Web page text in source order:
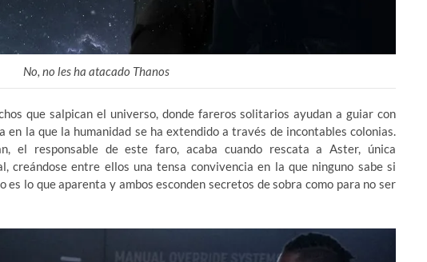
No, no les ha atacado Thanos
que salpican el universo, donde fareros solitarios ayudan a guiar con
en la que la humanidad se ha extendido a través de incontables colonias.
el responsable de este faro, acaba cuando rescata a Aster, única
creándose entre ellos una tensa convivencia en la que ninguno sabe si
es lo que aparenta y ambos esconden secretos de sobra como para no ser